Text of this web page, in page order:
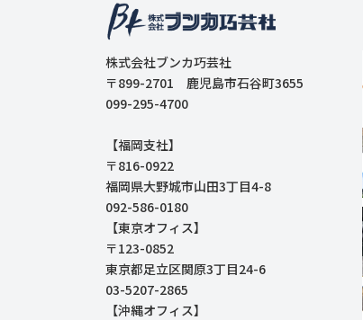
株式会社ブンカ巧芸社
〒899-2701 鹿児島市石谷町3655
099-295-4700
【福岡支社】
〒816-0922
福岡県大野城市山田3丁目4-8
092-586-0180
【東京オフィス】
〒123-0852
東京都足立区関原3丁目24-6
03-5207-2865
【沖縄オフィス】